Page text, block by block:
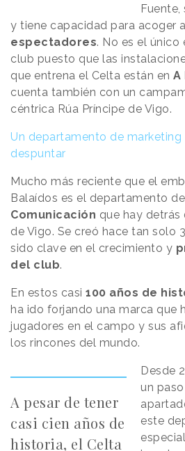
Fuente,
y tiene capacidad para acoger a
espectadores. No es el
club puesto que las
que entrena el Celta están en A
cuenta también con un
céntrica Rúa Príncipe de Vigo.
Un departamento de
despuntar
Mucho más reciente que el
Balaídos es el departamento de
Comunicación que hay detrás
de Vigo. Se creó hace tan solo
sido clave en el crecimiento y
del club.
En estos casi 100 años de
ha ido forjando una marca que
jugadores en el campo y sus
los rincones del mundo.
A pesar de tener
casi cien años de
historia, el Celta
Desde
un
este